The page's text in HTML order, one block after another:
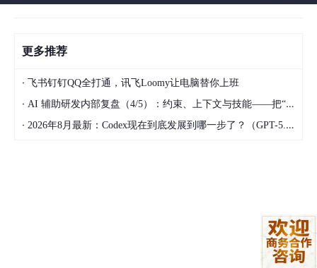
选择模型提供商：这边我选择Customer Provider（根据自己需
更多推荐
· 飞书钉钉QQ全打通，讯飞Loomy让电脑替你上班
· AI 辅助研发内部复盘（4/5）：约束、上下文与技能——把“人的判断”工程化
· 2026年8月最新：Codex现在到底发展到哪一步了？（GPT-5.6与ChatGPT Pro分享）